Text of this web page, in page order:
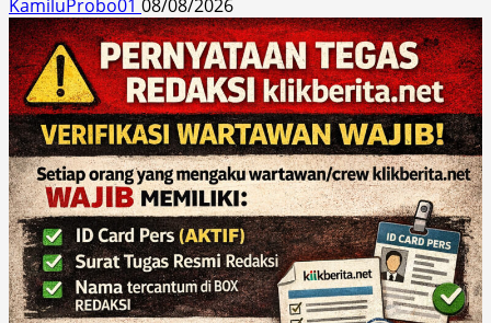
KamiluProbo01 08/08/2026